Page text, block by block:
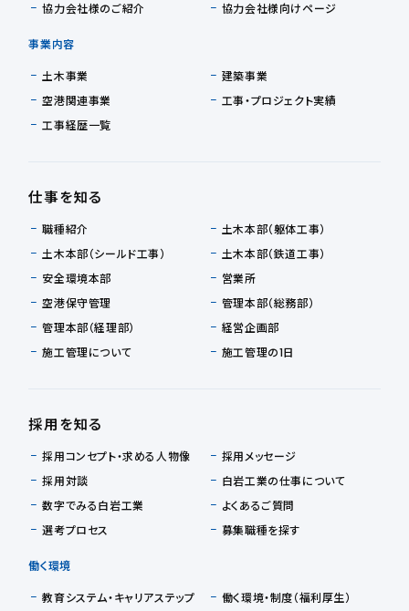
協力会社様のご紹介
協力会社様向けページ
事業内容
土木事業
建築事業
空港関連事業
工事・プロジェクト実績
工事経歴一覧
仕事を知る
職種紹介
土木本部（躯体工事）
土木本部（シールド工事）
土木本部（鉄道工事）
安全環境本部
営業所
空港保守管理
管理本部（総務部）
管理本部（経理部）
経営企画部
施工管理について
施工管理の1日
採用を知る
採用コンセプト・求める人物像
採用メッセージ
採用対談
白岩工業の仕事について
数字でみる白岩工業
よくあるご質問
選考プロセス
募集職種を探す
働く環境
教育システム・キャリアステップ 働く環境・制度（福利厚生）